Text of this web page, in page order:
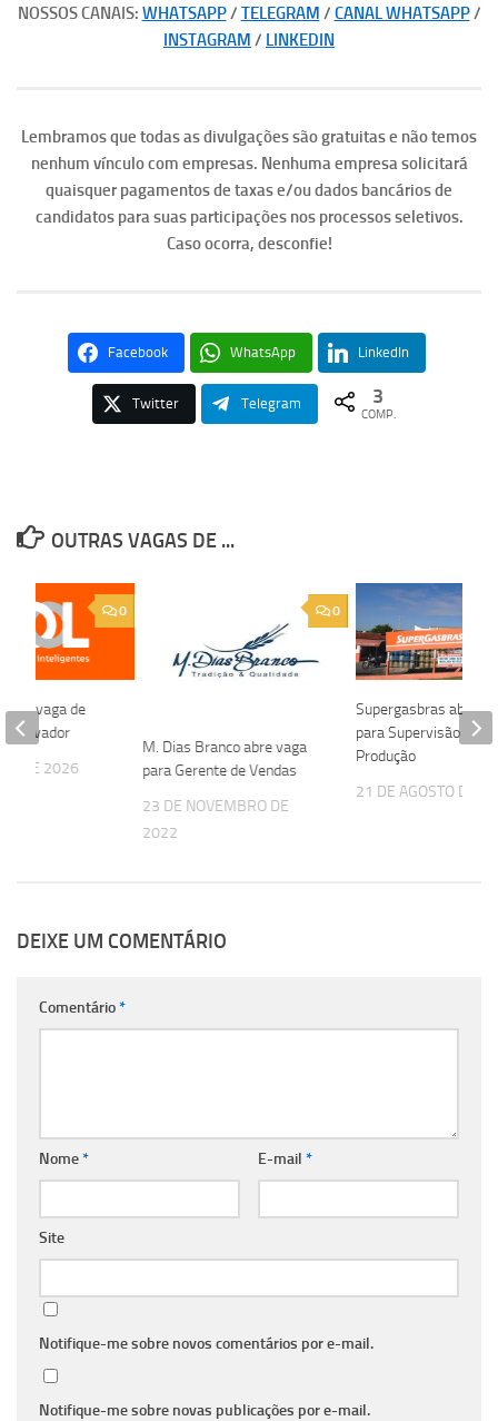
NOSSOS CANAIS: WHATSAPP/ TELEGRAM / CANAL WHATSAPP/
INSTAGRAM / LINKEDIN
Lembramos que todas as divulgações são gratuitas e não temos
nenhum vínculo com empresas. Nenhuma empresa solicitará
quaisquer pagamentos de taxas e/ou dados bancários de
candidatos para suas participações nos processos seletivos.
Caso ocorra, desconfie!
Facebook WhatsApp LinkedIn
Twitter Telegram 3
COMP.
OUTRAS VAGAS DE ...
0
M. Dias Branco abre vaga
para Gerente de Vendas
23 DE NOVEMBRO DE
2022
Supergasbras abre
para Supervisão de
Produção
21 DE AGOSTO DE
0
vaga de
Salvador
DE 2026
DEIXE UM COMENTÁRIO
Comentário*
Nome* E-mail *
Site
Notifique-me sobre novos comentários por e-mail.
Notifique-me sobre novas publicações por e-mail.